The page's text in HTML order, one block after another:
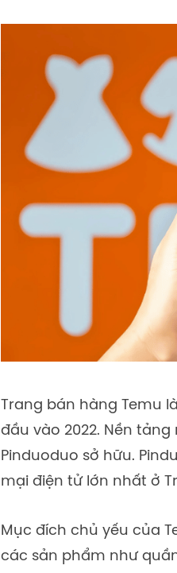
Trang bán hàng Temu
đầu vào 2022. Nền
Pinduoduo sở hữu.
mại điện tử lớn nhất ở
Mục đích chủ yếu của
các sản phẩm như